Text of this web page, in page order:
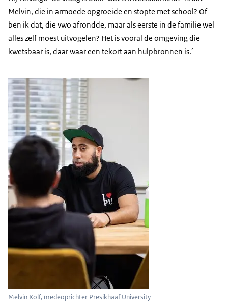
Melvin, die in armoede opgroeide en stopte met school? Of
ben ik dat, die vwo afrondde, maar als eerste in de familie wel
alles zelf moest uitvogelen? Het is vooral de omgeving die
kwetsbaar is, daar waar een tekort aan hulpbronnen is.’
Melvin Kolf, medeoprichter Presikhaaf University